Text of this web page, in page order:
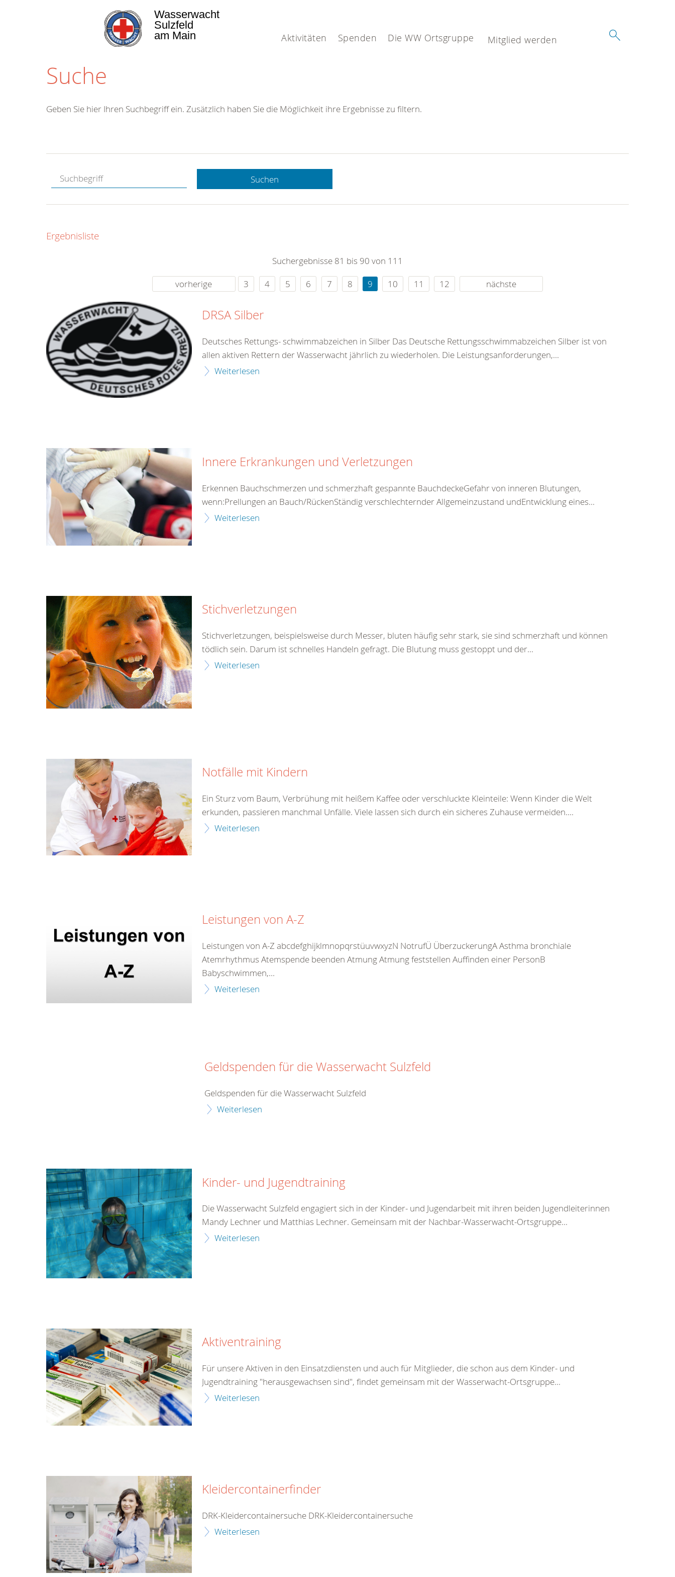
Aktivitäten Spenden Die WW Ortsgruppe Mitglied werden
Wasserwacht
Sulzfeld
am Main
Suche
Hotline.
gerne.
rund um die Uhr
Geben Sie hier Ihren Suchbegriff ein. Zusätzlich haben Sie die Möglichkeit ihre Ergebnisse zu filtern.
Suchen
Ergebnisliste
Suchergebnisse 81 bis 90 von 111
vorherige
3 4 5 6 7 8 9 10 11 12 nächste
DRSA Silber
Deutsches Rettungs- schwimmabzeichen in Silber Das Deutsche Rettungsschwimmabzeichen Silber ist von
allen aktiven Rettern der Wasserwacht jährlich zu wiederholen. Die Leistungsanforderungen,...
Weiterlesen
Innere Erkrankungen und Verletzungen
Erkennen Bauchschmerzen und schmerzhaft gespannte BauchdeckeGefahr von inneren Blutungen,
wenn:Prellungen an Bauch/RückenStändig verschlechternder Allgemeinzustand undEntwicklung eines...
Weiterlesen
Stichverletzungen
Stichverletzungen, beispielsweise durch Messer, bluten häufig sehr stark, sie sind schmerzhaft und können
tödlich sein. Darum ist schnelles Handeln gefragt. Die Blutung muss gestoppt und der...
Weiterlesen
Notfälle mit Kindern
Ein Sturz vom Baum, Verbrühung mit heißem Kaffee oder verschluckte Kleinteile: Wenn Kinder die Welt
erkunden, passieren manchmal Unfälle. Viele lassen sich durch ein sicheres Zuhause vermeiden....
Weiterlesen
Leistungen von A-Z
Leistungen von A-Z abcdefghijklmnopqrstüuvwxyzN NotrufÜ ÜberzuckerungA Asthma bronchiale
Atemrhythmus Atemspende beenden Atmung Atmung feststellen Auffinden einer PersonB
Babyschwimmen,...
Weiterlesen
Geldspenden für die Wasserwacht Sulzfeld
Geldspenden für die Wasserwacht Sulzfeld
Weiterlesen
Kinder- und Jugendtraining
Die Wasserwacht Sulzfeld engagiert sich in der Kinder- und Jugendarbeit mit ihren beiden Jugendleiterinnen
Mandy Lechner und Matthias Lechner. Gemeinsam mit der Nachbar-Wasserwacht-Ortsgruppe...
Weiterlesen
Aktiventraining
Für unsere Aktiven in den Einsatzdiensten und auch für Mitglieder, die schon aus dem Kinder- und
Jugendtraining "herausgewachsen sind", findet gemeinsam mit der Wasserwacht-Ortsgruppe...
Weiterlesen
Kleidercontainerfinder
DRK-Kleidercontainersuche DRK-Kleidercontainersuche
Weiterlesen